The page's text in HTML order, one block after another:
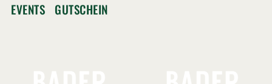
EVENTS GUTSCHEIN